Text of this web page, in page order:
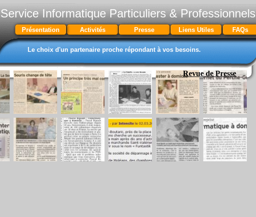
Revue de Presse
Activités
Présentation
Service Informatique Particuliers & Professionnels
Le choix d'un partenaire proche répondant à vos besoins.
Liens Utiles
Presse FAQs